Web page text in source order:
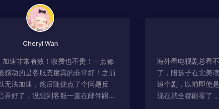
Cheryl Wan
加速非常有效！收费也不贵！一点都
感动的是客服态度真的非常好！之前
无法加速，然后随便点了个问题反
弄好了，没想到客服一直在邮件跟
海外看电视剧总看
了，陪孩子在北美
追个剧，以前即使
现在就全都能看了